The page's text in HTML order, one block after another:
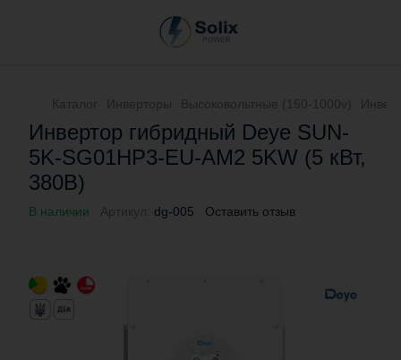
Инвертор гибридный Deye SUN-
5K-SG01HP3-EU-AM2 5KW (5 кВт,
380В)
В наличии dg-005 Оставить отзыв